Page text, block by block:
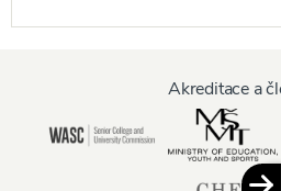
Akreditace a